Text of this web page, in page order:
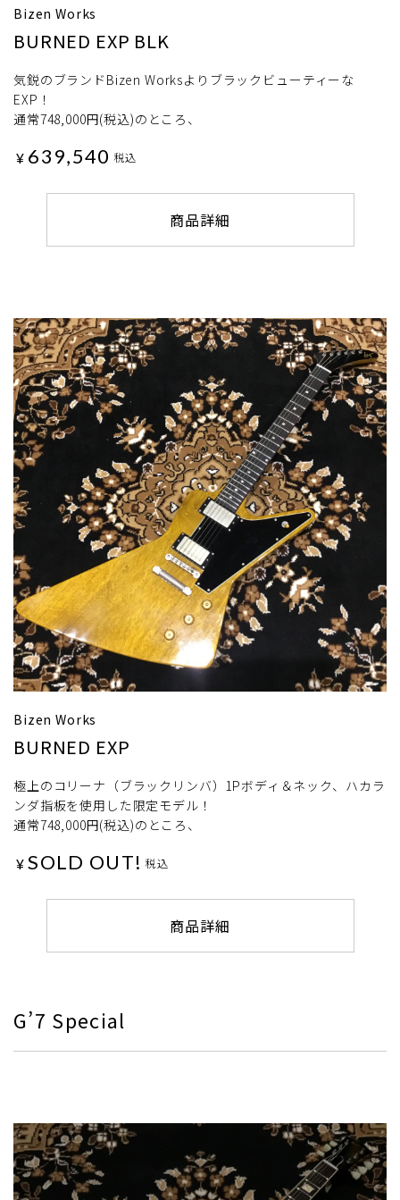
Bizen Works
BURNED EXP BLK
気鋭のブランドBizen Worksよりブラックビューティーな
EXP！
通常748,000円(税込)のところ、
¥ 639,540 税込
商品詳細
Bizen Works
BURNED EXP
極上のコリーナ（ブラックリンバ）1Pボディ＆ネック、ハカラ
ンダ指板を使用した限定モデル！
通常748,000円(税込)のところ、
¥ SOLD OUT! 税込
商品詳細
G’7 Special